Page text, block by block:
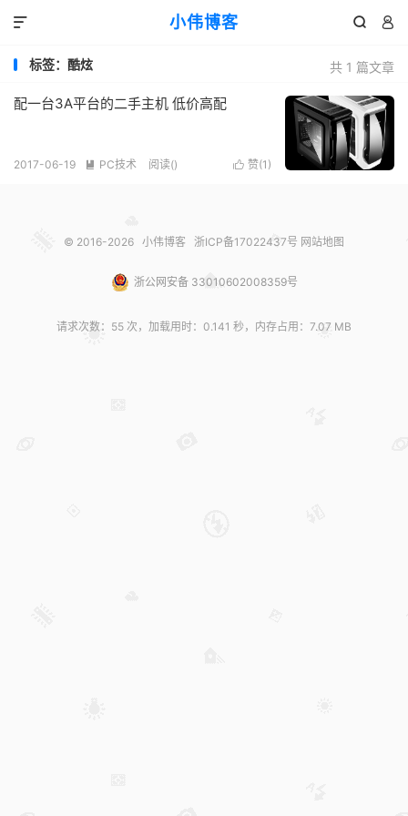
小伟博客  

共 1 篇文章
标签：酷炫
配一台3A平台的二手主机 低价高配
 赞(1 )
2017-06-19  PC技术 阅读()
© 2016-2026 小伟博客 浙ICP备17022437号 网站地图
浙公网安备 33010602008359号
请求次数：55 次，加载用时：0.141 秒，内存占用：7.07 MB